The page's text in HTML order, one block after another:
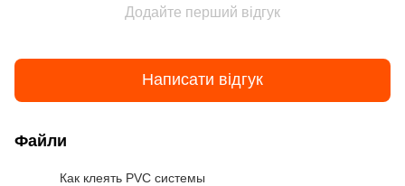
Додайте перший відгук
Написати відгук
Файли
Как клеять PVC системы